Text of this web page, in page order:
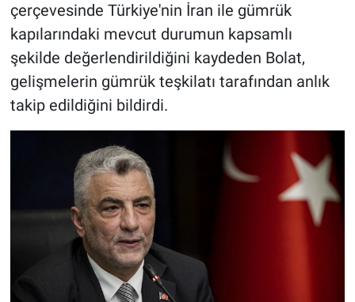
çerçevesinde Türkiye'nin İran ile gümrük
kapılarındaki mevcut durumun kapsamlı
şekilde değerlendirildiğini kaydeden Bolat,
gelişmelerin gümrük teşkilatı tarafından anlık
takip edildiğini bildirdi.